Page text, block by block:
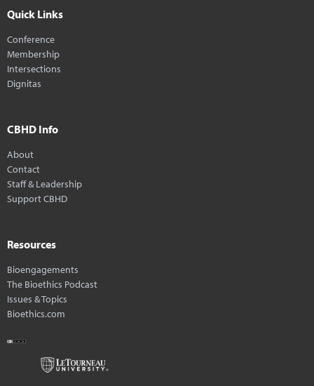
Quick Links
Conference
Membership
Intersections
Dignitas
CBHD Info
About
Contact
Staff & Leadership
Support CBHD
Resources
Bioengagements
The Bioethics Podcast
Issues & Topics
Bioethics.com